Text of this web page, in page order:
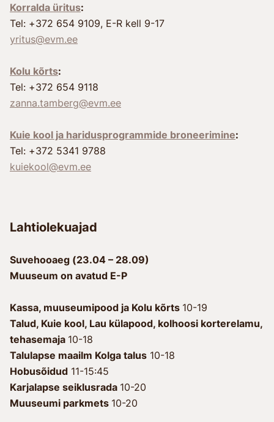
Korralda üritus:
Tel: +372 654 9109, E-R kell 9-17
yritus@evm.ee
Kolu kõrts:
Tel: +372 654 9118
zanna.tamberg@evm.ee
Kuie kool ja haridusprogrammide broneerimine:
Tel: +372 5341 9788
kuiekool@evm.ee
Lahtiolekuajad
Suvehooaeg (23.04 – 28.09)
Muuseum on avatud E-P
Kassa, muuseumipood ja Kolu kõrts 10-19
Talud, Kuie kool, Lau külapood, kolhoosi korterelamu,
tehasemaja 10-18
Talulapse maailm Kolga talus 10-18
Hobusõidud 11-15:45
Karjalapse seiklusrada 10-20
Muuseumi parkmets 10-20